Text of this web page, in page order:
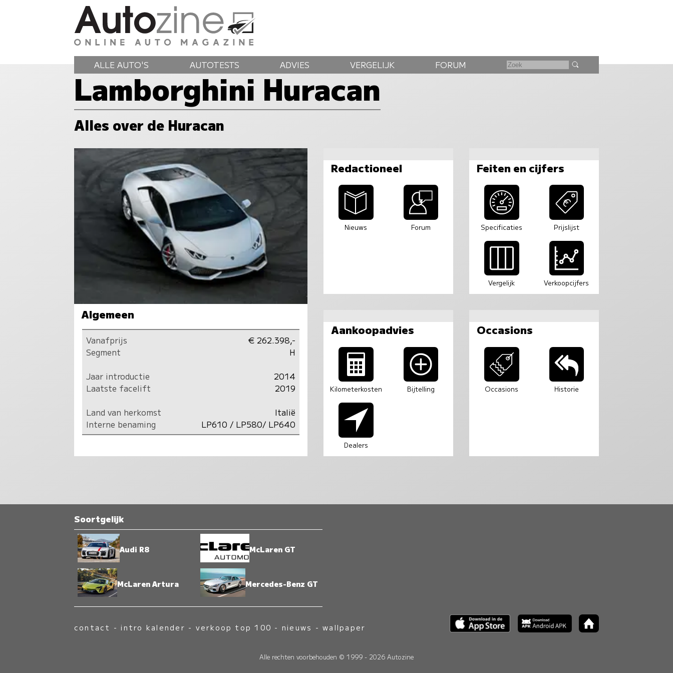
ALLE AUTO'S AUTOTESTS ADVIES VERGELIJK FORUM
Lamborghini Huracan
Alles over de Huracan
Algemeen
Vanafprijs
€ 262.398,-
Segment
H
Jaar introductie
2014
Laatste facelift
2019
Land van herkomst
Italië
Interne benaming
LP610 / LP580/ LP640
Redactioneel
Nieuws Forum
Feiten en cijfers
Specificaties Prijslijst
Vergelijk Verkoopcijfers
Aankoopadvies
Kilometerkosten Bijtelling
Dealers
Occasions
Occasions Historie
Soortgelijk
Audi R8 McLaren GT
McLaren Artura Mercedes-Benz GT
contact -intro kalender - verkoop top 100 - nieuws -wallpaper
Alle rechten voorbehouden © 1999 - 2026 Autozine